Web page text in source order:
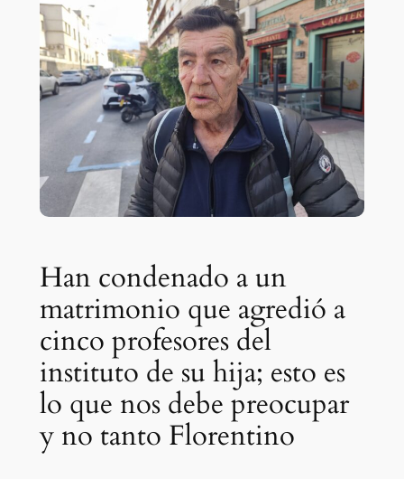
Han condenado a un
matrimonio que agredió a
cinco profesores del
instituto de su hija; esto es
lo que nos debe preocupar
y no tanto Florentino